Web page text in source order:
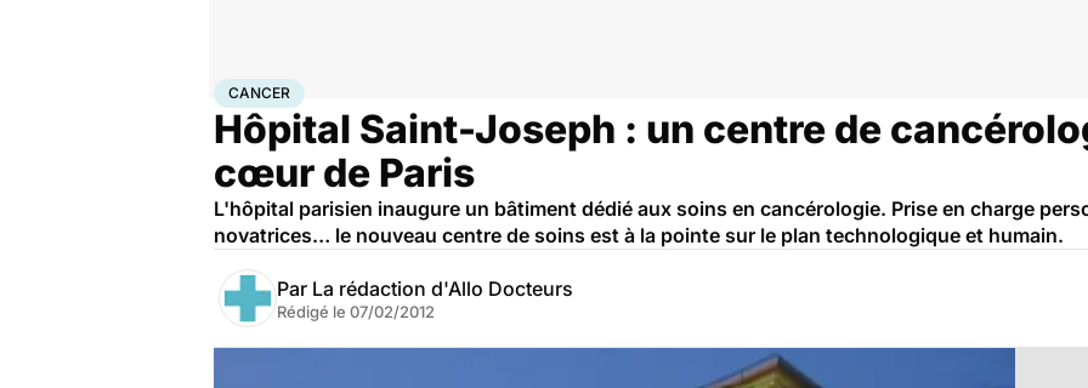
AccueilSanté
CANCER
Hôpital Saint-Joseph : un centre de
cœur de Paris
L'hôpital parisien inaugure un bâtiment dédié aux soins en cancérologie. Prise en charge
novatrices… le nouveau centre de soins est à la pointe sur le plan technologique et humain.
Par La rédaction d'Allo Docteurs
Rédigé le 07/02/2012